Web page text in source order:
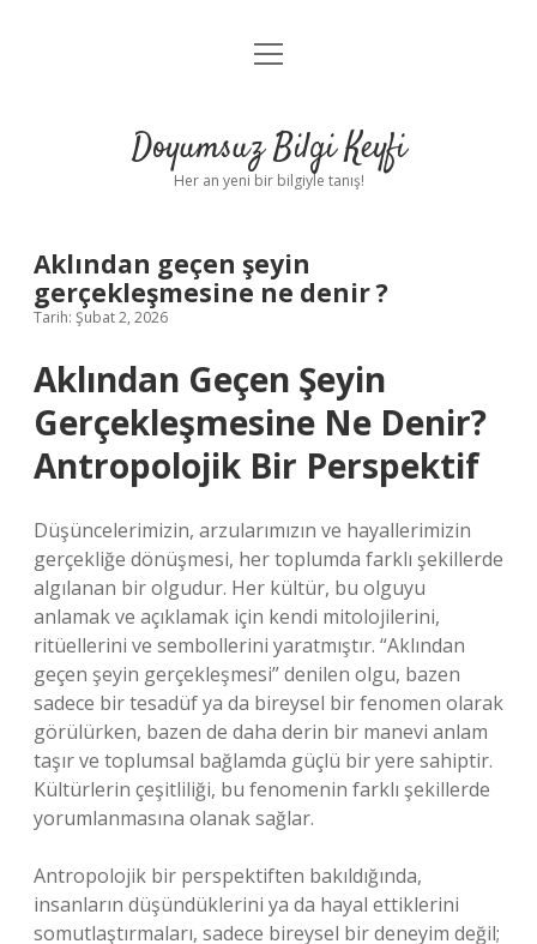
Anasayfa
Yasal Uyarı
menüyü
Doyumsuz Bilgi Keyfi
Her an yeni bir bilgiyle tanış!
Aklından geçen şeyin
gerçekleşmesine ne denir ?
Tarih: Şubat 2, 2026
Aklından Geçen Şeyin
Gerçekleşmesine Ne Denir?
Antropolojik Bir Perspektif
Düşüncelerimizin, arzularımızın ve hayallerimizin
gerçekliğe dönüşmesi, her toplumda farklı şekillerde
algılanan bir olgudur. Her kültür, bu olguyu
anlamak ve açıklamak için kendi mitolojilerini,
ritüellerini ve sembollerini yaratmıştır. “Aklından
geçen şeyin gerçekleşmesi” denilen olgu, bazen
sadece bir tesadüf ya da bireysel bir fenomen olarak
görülürken, bazen de daha derin bir manevi anlam
taşır ve toplumsal bağlamda güçlü bir yere sahiptir.
Kültürlerin çeşitliliği, bu fenomenin farklı şekillerde
yorumlanmasına olanak sağlar.
Antropolojik bir perspektiften bakıldığında,
insanların düşündüklerini ya da hayal ettiklerini
somutlaştırmaları, sadece bireysel bir deneyim değil;